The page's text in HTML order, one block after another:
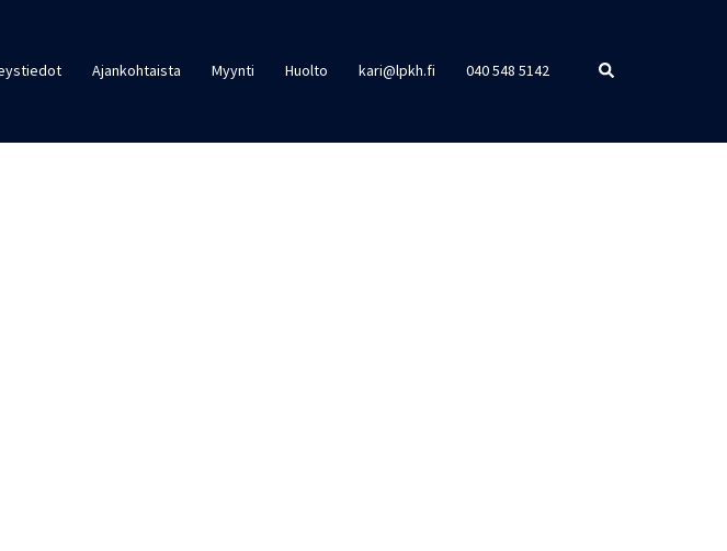
Ajankohtaista Myynti Huolto kari@lpkh.fi 040 548 5142 Search